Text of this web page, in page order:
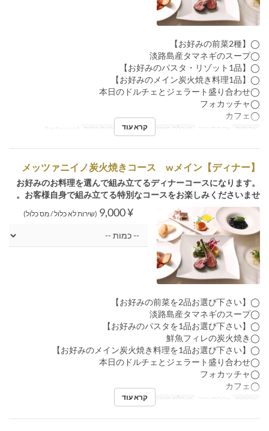
◯【お好みの前菜2種】
◯淡路島産タマネギのスープ
◯【お好みのパスタ・リゾット1品】
◯【お好みのメイン炭火焼き料理1品】
◯本日のドルチェとジェラート盛り合わせ
◯フォカッチャ
◯カフェ
ארוחות ארוחת ערב מגבלת הזמנה 1 ~ 8 קטגוריית מקוםקרא עוד
【ディナー】メッツァニイノ炭火焼きコース wメイン
お好みのお料理を選んで組み立てるディナーコースになります。
お客様自身で組み立てる特別なコースをお楽しみくださいませ。
¥ 9,000 (שירות לא כלול / מס כלול)
◯【お好みの前菜を2品お選び下さい】
◯淡路島産タマネギのスープ
◯【お好みのパスタを1品お選び下さい】
◯鮮魚フィレの炭火焼き
◯【お好みのメイン炭火焼き料理を1品お選び下さい】
◯本日のドルチェとジェラート盛り合わせ
◯フォカッチャ
◯カフェ
ארוחות ארוחת ערב מגבלת הזמנה 1 ~ 8קרא עוד